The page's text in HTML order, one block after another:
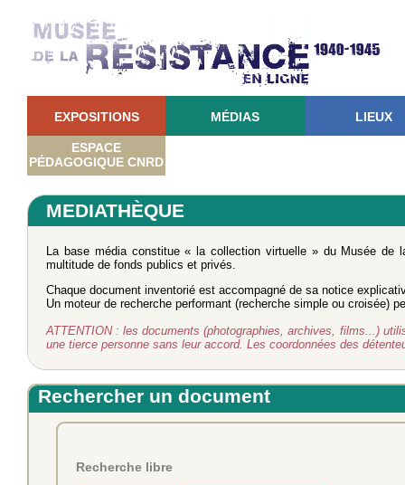
EXPOSITIONS MÉDIAS LIEUX
ESPACE
PÉDAGOGIQUE CNRD
MEDIATHÈQUE
La base média constitue « la collection virtuelle » du Musée
multitude de fonds publics et privés.
Chaque document inventorié est accompagné de sa notice
Un moteur de recherche performant (recherche simple ou croisée)
ATTENTION : les documents (photographies, archives, films...)
une tierce personne sans leur accord. Les coordonnées des
Rechercher un document
Recherche libre